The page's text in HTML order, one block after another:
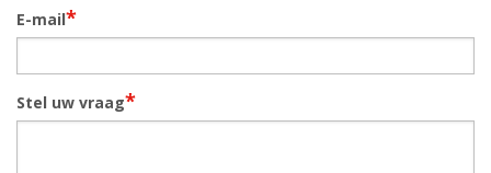
E-mail*
Stel uw vraag*